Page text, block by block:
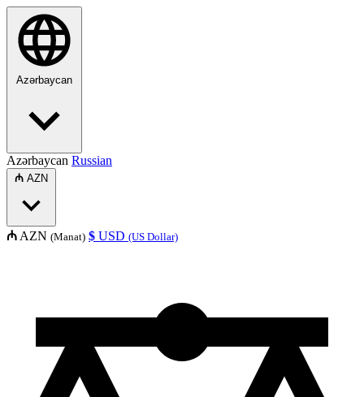
Azərbaycan
Azərbaycan Russian
₼ AZN
₼ AZN (Manat) $ USD (US Dollar)